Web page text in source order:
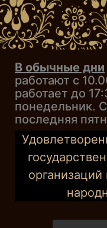
В обычные дни
работают с
работает до
понедельник.
последняя
организаций